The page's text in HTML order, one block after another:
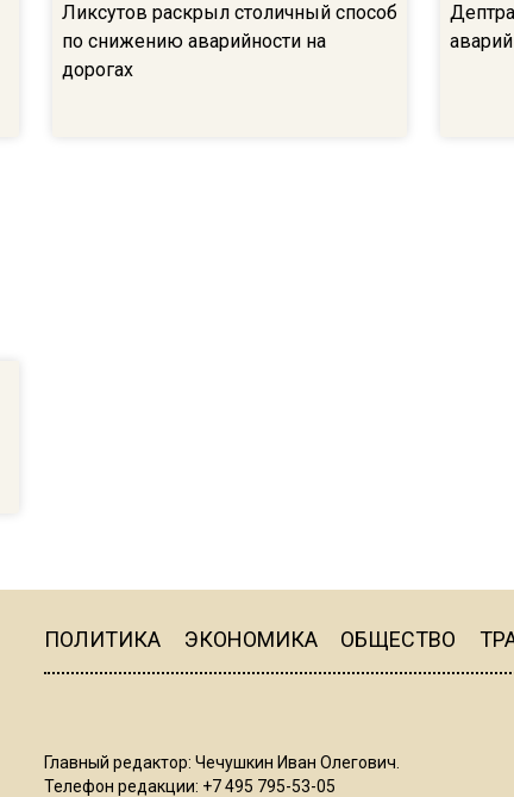
Ликсутов раскрыл столичный способ
по снижению аварийности на
дорогах
ПОЛИТИКА ЭКОНОМИКА ОБЩЕСТВО
Главный редактор: Чечушкин Иван Олегович.
Телефон редакции: +7 495 795-53-05